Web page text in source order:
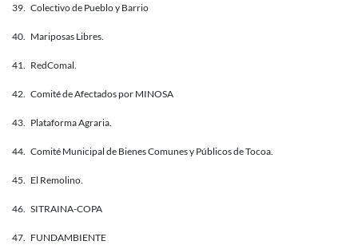
39. Colectivo de Pueblo y Barrio
40. Mariposas Libres.
41. RedComal.
42. Comité de Afectados por MINOSA
43. Plataforma Agraria.
44. Comité Municipal de Bienes Comunes y Públicos de Tocoa.
45. El Remolino.
46. SITRAINA-COPA
47. FUNDAMBIENTE